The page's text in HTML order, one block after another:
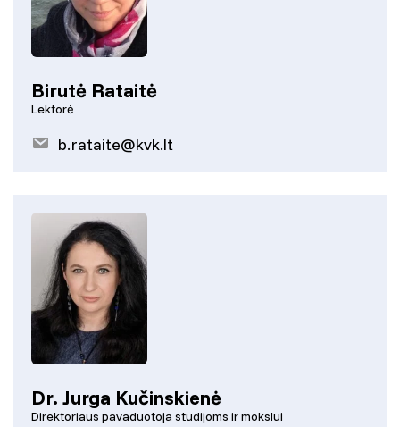
Birutė Rataitė
Lektorė
b.rataite@kvk.lt
Dr. Jurga Kučinskienė
Direktoriaus pavaduotoja studijoms ir mokslui